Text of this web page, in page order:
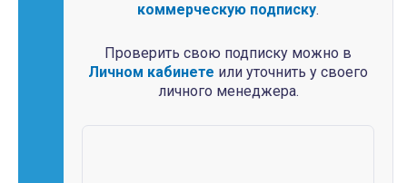
коммерческую подписку.
Проверить свою подписку можно в
Личном кабинете или уточнить у своего
личного менеджера.